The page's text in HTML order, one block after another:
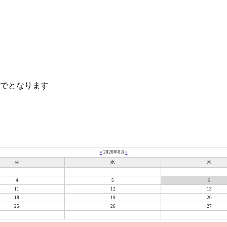
となります
« 2026年8月 »
火 水 木
4 5 6
11 12 13
18 19 20
25 26 27